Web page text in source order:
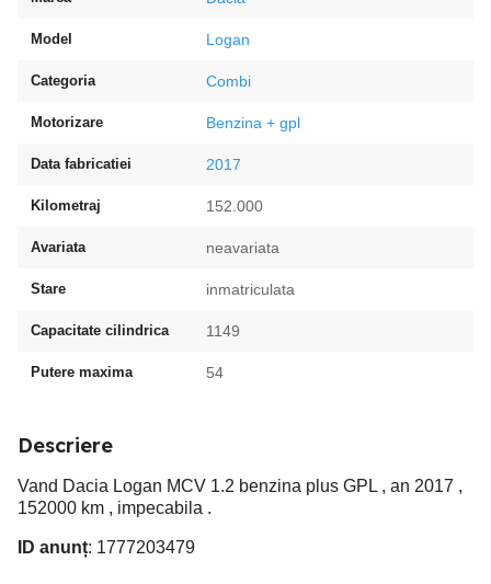
Model Logan
Categoria Combi
Motorizare Benzina + gpl
Data fabricatiei 2017
Kilometraj 152.000
Avariata neavariata
Stare inmatriculata
Capacitate cilindrica 1149
Putere maxima 54
Descriere
Vand Dacia Logan MCV 1.2 benzina plus GPL , an 2017 ,
152000 km , impecabila .
ID anunț: 1777203479